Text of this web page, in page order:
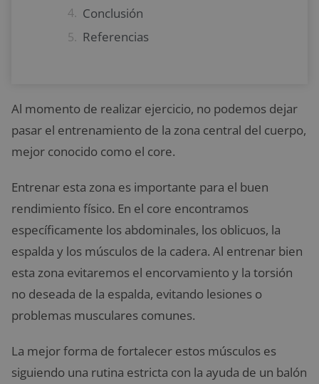
Conclusión
Referencias
Al momento de realizar ejercicio, no podemos dejar
pasar el entrenamiento de la zona central del cuerpo,
mejor conocido como el core.
Entrenar esta zona es importante para el buen
rendimiento físico. En el core encontramos
específicamente los abdominales, los oblicuos, la
espalda y los músculos de la cadera. Al entrenar bien
esta zona evitaremos el encorvamiento y la torsión
no deseada de la espalda, evitando lesiones o
problemas musculares comunes.
La mejor forma de fortalecer estos músculos es
siguiendo una rutina estricta con la ayuda de un balón